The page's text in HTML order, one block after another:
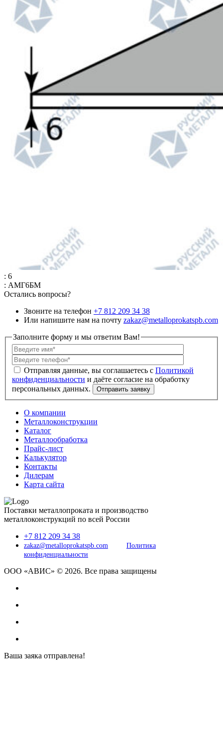
: 6
: АМГ6БМ
Остались вопросы?
Звоните на телефон +7 812 209 34 38
Или напишите нам на почту zakaz@metalloprokatspb.com
Заполните форму и мы ответим Вам!
Политикой
конфиденциальности
О компании
Металлоконструкции
Каталог
Металлообработка
Прайс-лист
Калькулятор
Контакты
Дилерам
Карта сайта
Поставки металлопроката и производство
металлоконструкций по всей России
+7 812 209 34 38
zakaz@metalloprokatspb.com
Политика
конфиденциальности
ООО «АВИС» © 2026. Все права защищены
Ваша заяка отправлена!